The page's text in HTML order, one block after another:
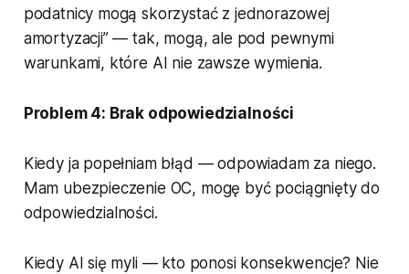
podatnicy mogą skorzystać z jednorazowej
amortyzacji” — tak, mogą, ale pod pewnymi
warunkami, które AI nie zawsze wymienia.
Problem 4: Brak odpowiedzialności
Kiedy ja popełniam błąd — odpowiadam za niego.
Mam ubezpieczenie OC, mogę być pociągnięty do
odpowiedzialności.
Kiedy AI się myli — kto ponosi konsekwencje? Nie